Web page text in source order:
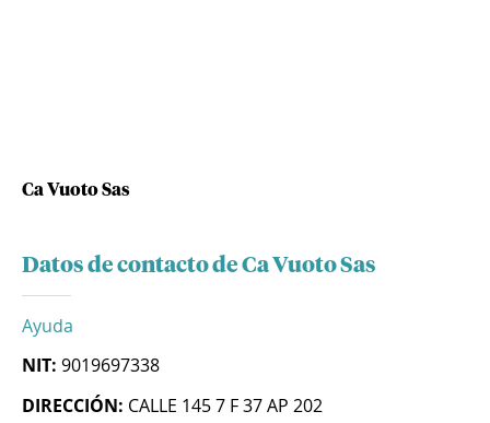
Ca Vuoto Sas
Datos de contacto de Ca Vuoto Sas
Ayuda
NIT: 9019697338
DIRECCIÓN: CALLE 145 7 F 37 AP 202